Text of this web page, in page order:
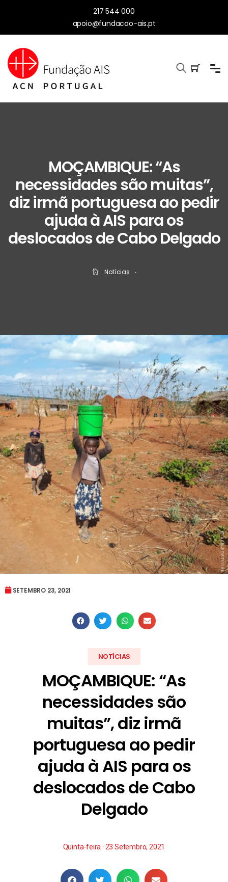
217 544 000
apoio@fundacao-ais.pt
MOÇAMBIQUE: “As
necessidades são muitas”,
diz irmã portuguesa ao pedir
ajuda à AIS para os
deslocados de Cabo Delgado
Notícias ‧
SETEMBRO 23, 2021
NOTÍCIAS
MOÇAMBIQUE: “As
necessidades são
muitas”, diz irmã
portuguesa ao pedir
ajuda à AIS para os
deslocados de Cabo
Delgado
Quinta-feira · 23 Setembro, 2021